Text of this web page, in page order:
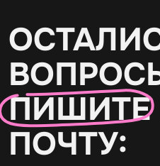
ПИШИТЕ
ПОЧТУ: